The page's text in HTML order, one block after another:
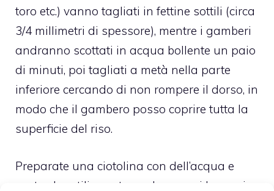
toro etc.) vanno tagliati in fettine sottili (circa
3/4 millimetri di spessore), mentre i gamberi
andranno scottati in acqua bollente un paio
di minuti, poi tagliati a metà nella parte
inferiore cercando di non rompere il dorso, in
modo che il gambero posso coprire tutta la
superficie del riso.
Preparate una ciotolina con dell’acqua e
aceto che utilizzerete per bagnarvi le mani